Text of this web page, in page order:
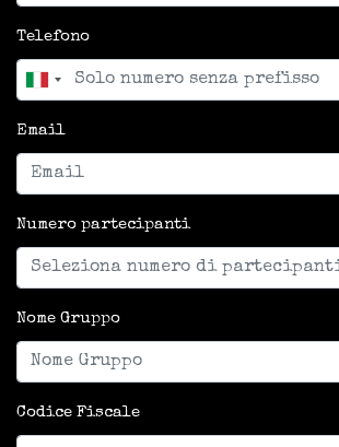
Telefono
Email
Numero partecipanti
Nome Gruppo
Codice Fiscale